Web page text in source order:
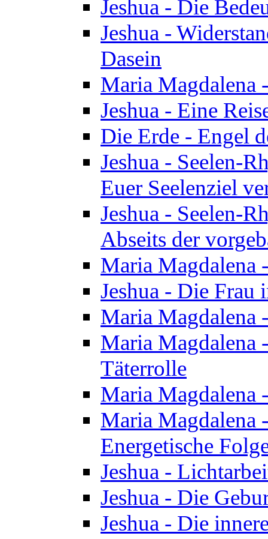
Jeshua - Die
Jeshua -
Dasein
Maria Magdalena
Jeshua - Eine
Die Erde - Engel
Jeshua - Seelen-
Euer Seelenziel
Jeshua - Seelen-
Abseits der
Maria Magdalena
Jeshua - Die Frau
Maria Magdalena
Maria Magdalena
Täterrolle
Maria Magdalena
Maria Magdalena
Energetische
Jeshua -
Jeshua - Die
Jeshua - Die